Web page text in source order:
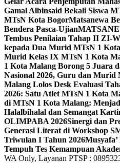
Gamal Albinsaid Bekali Siswa
MTsN Kota BogorMatsanewa
Bendera Pasca-Ujian
Tembus Penilaian Tahap II ZI-
kepada Dua Murid MTsN 1
Murid Kelas IX MTsN 1 Kota
1 Kota Malang Borong 5 Juara
Nasional 2026, Guru dan
Malang Lolos Desk Evaluasi
2026: Satu Atlet MTsN 1 Kota
di MTsN 1 Kota Malang:
Halalbihalal dan Semangat
OLIMPABA 2026Sinergi dan
Generasi Literat di Workshop
Triwulan I Tahun 2026
Tempuh Tes Kemampuan
WA Only, Layanan PTSP :